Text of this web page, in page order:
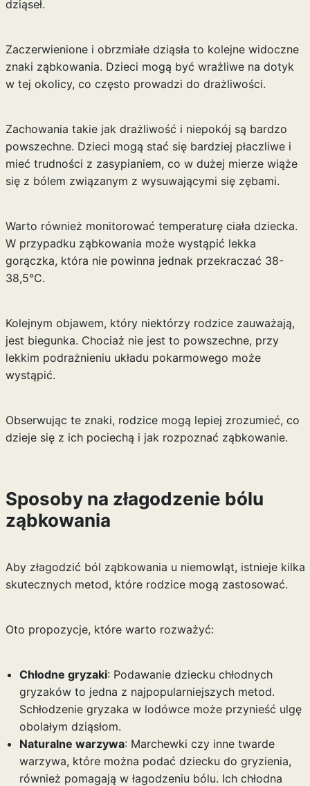
dziąseł.
Zaczerwienione i obrzmiałe dziąsła to kolejne widoczne
znaki ząbkowania. Dzieci mogą być wrażliwe na dotyk
w tej okolicy, co często prowadzi do drażliwości.
Zachowania takie jak drażliwość i niepokój są bardzo
powszechne. Dzieci mogą stać się bardziej płaczliwe i
mieć trudności z zasypianiem, co w dużej mierze wiąże
się z bólem związanym z wysuwającymi się zębami.
Warto również monitorować temperaturę ciała dziecka.
W przypadku ząbkowania może wystąpić lekka
gorączka, która nie powinna jednak przekraczać 38-
38,5°C.
Kolejnym objawem, który niektórzy rodzice zauważają,
jest biegunka. Chociaż nie jest to powszechne, przy
lekkim podrażnieniu układu pokarmowego może
wystąpić.
Obserwując te znaki, rodzice mogą lepiej zrozumieć, co
dzieje się z ich pociechą i jak rozpoznać ząbkowanie.
Sposoby na złagodzenie bólu
ząbkowania
Aby złagodzić ból ząbkowania u niemowląt, istnieje kilka
skutecznych metod, które rodzice mogą zastosować.
Oto propozycje, które warto rozważyć:
Chłodne gryzaki: Podawanie dziecku chłodnych
gryzaków to jedna z najpopularniejszych metod.
Schłodzenie gryzaka w lodówce może przynieść ulgę
obolałym dziąsłom.
Naturalne warzywa: Marchewki czy inne twarde
warzywa, które można podać dziecku do gryzienia,
również pomagają w łagodzeniu bólu. Ich chłodna